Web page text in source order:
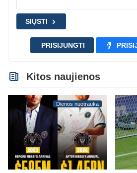
SIŲSTI
PRISIJUNGTI
Kitos naujienos
Dienos nuotrauka